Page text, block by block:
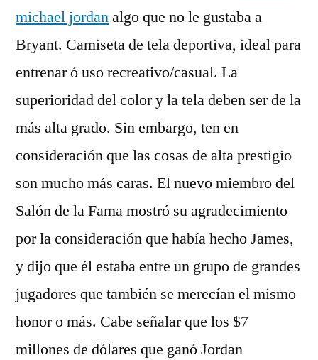
michael jordanalgo que no le gustaba a
Bryant. Camiseta de tela deportiva, ideal para
entrenar ó uso recreativo/casual. La
superioridad del color y la tela deben ser de la
más alta grado. Sin embargo, ten en
consideración que las cosas de alta prestigio
son mucho más caras. El nuevo miembro del
Salón de la Fama mostró su agradecimiento
por la consideración que había hecho James,
y dijo que él estaba entre un grupo de grandes
jugadores que también se merecían el mismo
honor o más. Cabe señalar que los $7
millones de dólares que ganó Jordan